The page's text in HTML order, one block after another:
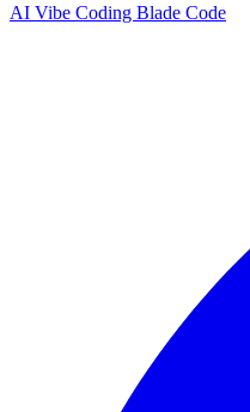
AI Vibe Coding Blade Code